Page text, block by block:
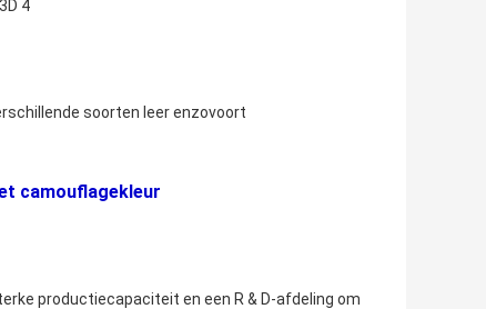
soorten leer enzovoort
camouflagekleur
productiecapaciteit en een R & D-afdeling om